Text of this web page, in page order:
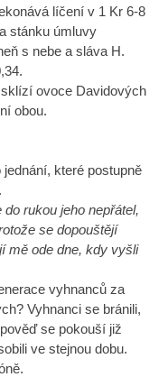
líčení v 1 Kr 6-8
stánku úmluvy
s nebe a sláva H.
ovoce Davidových
obou.
které postupně
rukou jeho nepřátel,
se dopouštějí
mě ode dne, kdy vyšli
vyhnanců za
Vyhnanci se bránili,
se pokouší již
ve stejnou dobu.